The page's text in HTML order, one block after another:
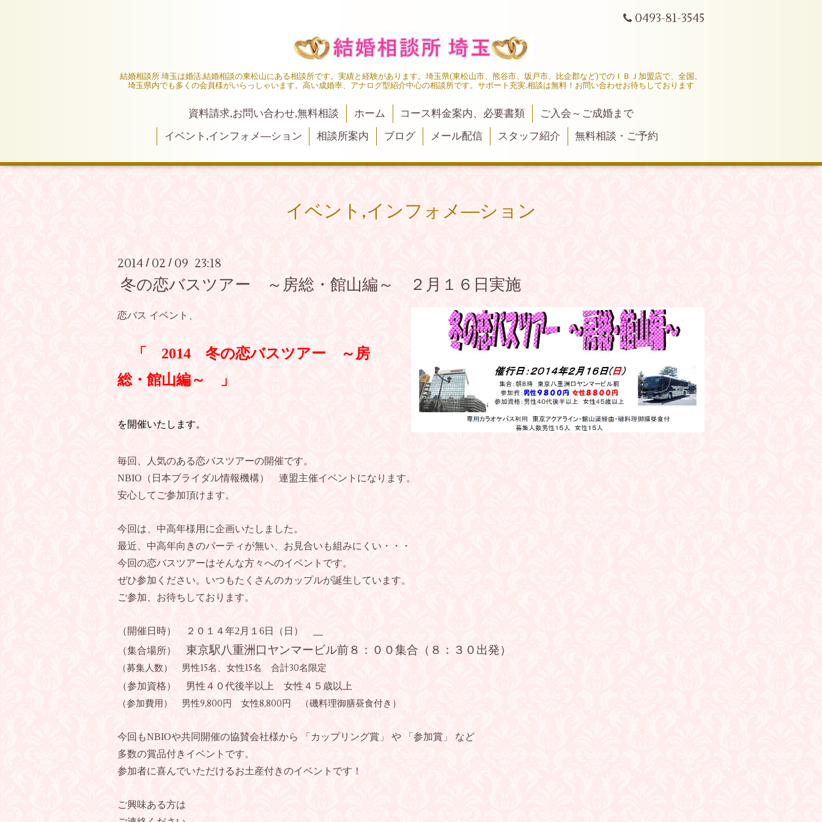
0493-81-3545
結婚相談所 埼玉は婚活,結婚相談の東松山にある相談所です。実績と経験があります。埼玉県(東松山市、熊谷市、坂戸市、比企郡など)でのＩＢＪ加盟店で、全国、
埼玉県内でも多くの会員様がいらっしゃいます。高い成婚率、アナログ型紹介中心の相談所です。サポート充実,相談は無料！お問い合わせお待ちしております
資料請求,お問い合わせ,無料相談 ホーム コース料金案内、必要書類
ご入会～ご成婚まで
イベント,インフォメ―ション
相談所案内 ブログ メール配信 スタッフ紹介 無料相談・ご予約
イベント,インフォメ―ション
2014 / 02 / 09 23:18
冬の恋バスツアー ～房総・館山編～ ２月１６日実施
恋バス イベント、
「 2014 冬の恋バスツアー ～房
総・館山編～ 」
を開催いたします。
毎回、人気のある恋バスツアーの開催です。
NBIO（日本ブライダル情報機構） 連盟主催イベントになります。
安心してご参加頂けます。
今回は、中高年様用に企画いたしました。
最近、中高年向きのパーティが無い、お見合いも組みにくい・・・
今回の恋バスツアーはそんな方々へのイベントです。
ぜひ参加ください。 いつもたくさんのカップルが誕生しています。
ご参加、お待ちしております。
（開催日時） ２０１４年2月１6日（日）
（集合場所） 東京駅八重洲口ヤンマービル前８：００集合（８：３０出発）
（募集人数） 男性15名、女性15名 合計30名限定
（参加資格） 男性４０代後半以上 女性４５歳以上
（参加費用） 男性9,800円 女性8,800円 （磯料理御膳昼食付き）
今回もNBIOや共同開催の協賛会社様から 「カップリング賞」 や 「参加賞」 など
多数の賞品付きイベントです。
参加者に喜んでいただけるお土産付きのイベントです！
ご興味ある方は